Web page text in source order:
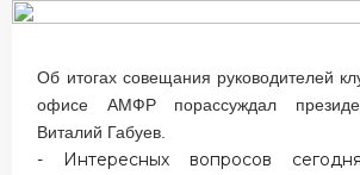
Об итогах совещания руководителей
офисе АМФР порассуждал
Виталий Габуев.
- Интересных вопросов